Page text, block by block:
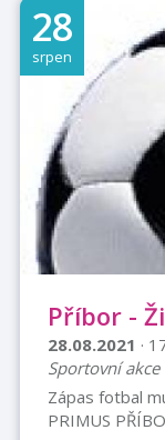
28
srpen
Příbor -
28.08.2021 ·
Sportovní akce
Zápas fotbal
PRIMUS